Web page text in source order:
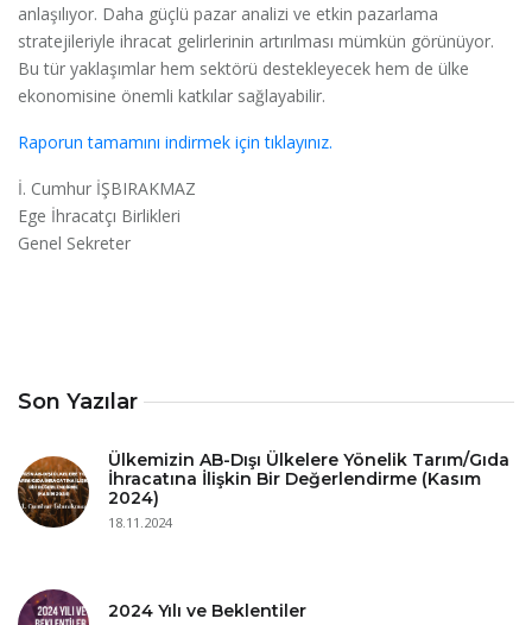
Son Yazılar
Ülkemizin AB-Dışı Ülkelere Yönelik Tarım/Gıda
İhracatına İlişkin Bir Değerlendirme (Kasım
2024)
18.11.2024
2024 Yılı ve Beklentiler
anlaşılıyor. Daha güçlü pazar analizi ve etkin pazarlama
stratejileriyle ihracat gelirlerinin artırılması mümkün görünüyor.
Bu tür yaklaşımlar hem sektörü destekleyecek hem de ülke
ekonomisine önemli katkılar sağlayabilir.
Raporun tamamını indirmek için tıklayınız.
İ. Cumhur İŞBIRAKMAZ
Ege İhracatçı Birlikleri
Genel Sekreter